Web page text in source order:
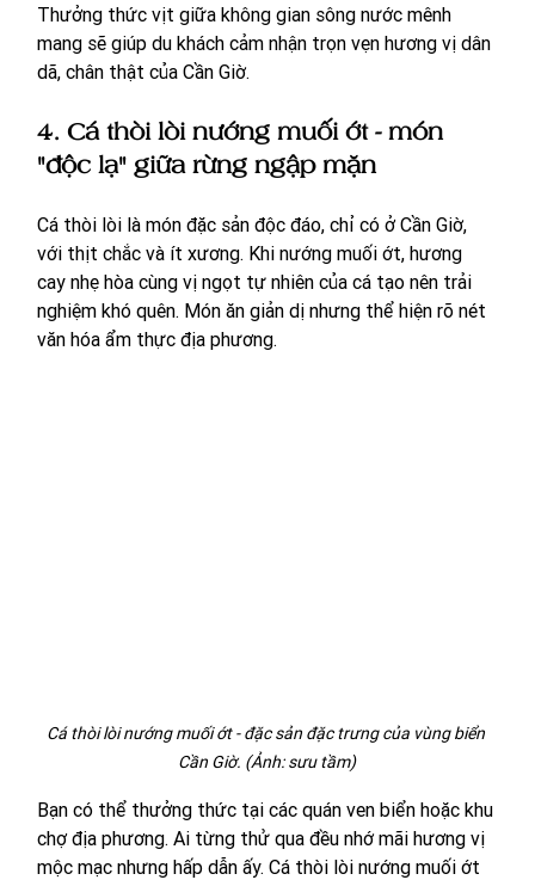
Thưởng thức vịt giữa không gian sông nước mênh
mang sẽ giúp du khách cảm nhận trọn vẹn hương vị dân
dã, chân thật của Cần Giờ.
4. Cá thòi lòi nướng muối ớt - món
"độc lạ" giữa rừng ngập mặn
Cá thòi lòi là món đặc sản độc đáo, chỉ có ở Cần Giờ,
với thịt chắc và ít xương. Khi nướng muối ớt, hương
cay nhẹ hòa cùng vị ngọt tự nhiên của cá tạo nên trải
nghiệm khó quên. Món ăn giản dị nhưng thể hiện rõ nét
văn hóa ẩm thực địa phương.
Cá thòi lòi nướng muối ớt - đặc sản đặc trưng của vùng biển
Cần Giờ. (Ảnh: sưu tầm)
Bạn có thể thưởng thức tại các quán ven biển hoặc khu
chợ địa phương. Ai từng thử qua đều nhớ mãi hương vị
mộc mạc nhưng hấp dẫn ấy. Cá thòi lòi nướng muối ớt